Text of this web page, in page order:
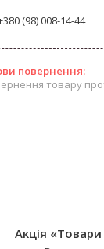
(98) 008-14-44
товару
Акція